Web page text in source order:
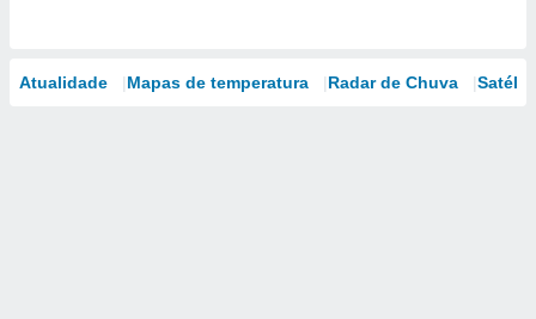
Atualidade Mapas de temperatura Radar de Chuva